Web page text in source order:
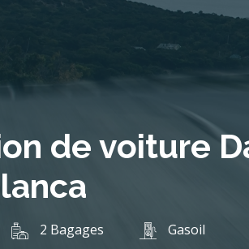
de voiture
2 Bagages Gasoil